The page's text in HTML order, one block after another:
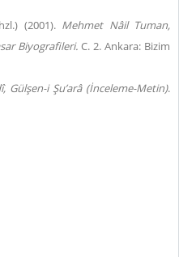
(2001). Mehmet Nâil Tuman,
Biyografileri. C. 2. Ankara: Bizim
Gülşen-i Şu’arâ(İnceleme-Metin).